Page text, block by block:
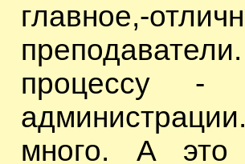
главное,-
процессу -
много. А